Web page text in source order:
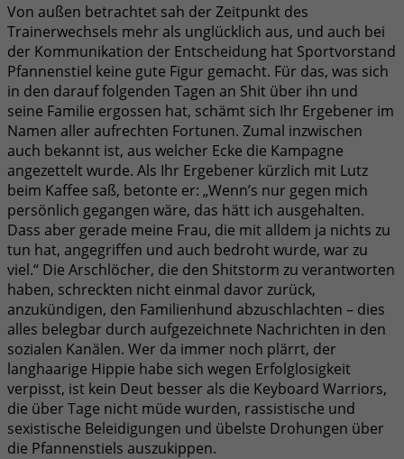
Von außen betrachtet sah der Zeitpunkt des
Trainerwechsels mehr als unglücklich aus, und auch bei
der Kommunikation der Entscheidung hat Sportvorstand
Pfannenstiel keine gute Figur gemacht. Für das, was sich
in den darauf folgenden Tagen an Shit über ihn und
seine Familie ergossen hat, schämt sich Ihr Ergebener im
Namen aller aufrechten Fortunen. Zumal inzwischen
auch bekannt ist, aus welcher Ecke die Kampagne
angezettelt wurde. Als Ihr Ergebener kürzlich mit Lutz
beim Kaffee saß, betonte er: „Wenn’s nur gegen mich
persönlich gegangen wäre, das hätt ich ausgehalten.
Dass aber gerade meine Frau, die mit alldem ja nichts zu
tun hat, angegriffen und auch bedroht wurde, war zu
viel.“ Die Arschlöcher, die den Shitstorm zu verantworten
haben, schreckten nicht einmal davor zurück,
anzukündigen, den Familienhund abzuschlachten – dies
alles belegbar durch aufgezeichnete Nachrichten in den
sozialen Kanälen. Wer da immer noch plärrt, der
langhaarige Hippie habe sich wegen Erfolglosigkeit
verpisst, ist kein Deut besser als die Keyboard Warriors,
die über Tage nicht müde wurden, rassistische und
sexistische Beleidigungen und übelste Drohungen über
die Pfannenstiels auszukippen.